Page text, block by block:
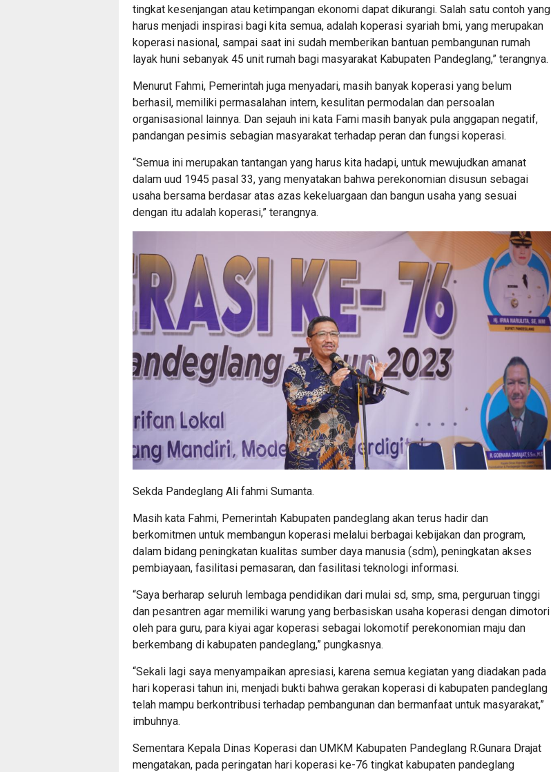
tingkat kesenjangan atau ketimpangan ekonomi dapat dikurangi. Salah satu contoh yang
harus menjadi inspirasi bagi kita semua, adalah koperasi syariah bmi, yang merupakan
koperasi nasional, sampai saat ini sudah memberikan bantuan pembangunan rumah
layak huni sebanyak 45 unit rumah bagi masyarakat Kabupaten Pandeglang,” terangnya.
Menurut Fahmi, Pemerintah juga menyadari, masih banyak koperasi yang belum
berhasil, memiliki permasalahan intern, kesulitan permodalan dan persoalan
organisasional lainnya. Dan sejauh ini kata Fami masih banyak pula anggapan negatif,
pandangan pesimis sebagian masyarakat terhadap peran dan fungsi koperasi.
“Semua ini merupakan tantangan yang harus kita hadapi, untuk mewujudkan amanat
dalam uud 1945 pasal 33, yang menyatakan bahwa perekonomian disusun sebagai
usaha bersama berdasar atas azas kekeluargaan dan bangun usaha yang sesuai
dengan itu adalah koperasi,” terangnya.
Sekda Pandeglang Ali fahmi Sumanta.
Masih kata Fahmi, Pemerintah Kabupaten pandeglang akan terus hadir dan
berkomitmen untuk membangun koperasi melalui berbagai kebijakan dan program,
dalam bidang peningkatan kualitas sumber daya manusia (sdm), peningkatan akses
pembiayaan, fasilitasi pemasaran, dan fasilitasi teknologi informasi.
“Saya berharap seluruh lembaga pendidikan dari mulai sd, smp, sma, perguruan tinggi
dan pesantren agar memiliki warung yang berbasiskan usaha koperasi dengan dimotori
oleh para guru, para kiyai agar koperasi sebagai lokomotif perekonomian maju dan
berkembang di kabupaten pandeglang,” pungkasnya.
“Sekali lagi saya menyampaikan apresiasi, karena semua kegiatan yang diadakan pada
hari koperasi tahun ini, menjadi bukti bahwa gerakan koperasi di kabupaten pandeglang
telah mampu berkontribusi terhadap pembangunan dan bermanfaat untuk masyarakat,”
imbuhnya.
Sementara Kepala Dinas Koperasi dan UMKM Kabupaten Pandeglang R.Gunara Drajat
mengatakan, pada peringatan hari koperasi ke-76 tingkat kabupaten pandeglang